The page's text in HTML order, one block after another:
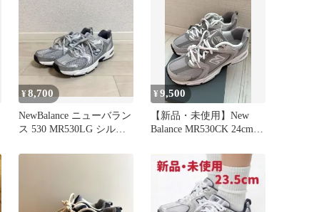
¥8,700
NewBalance ニューバラン
ス 530 MR530LG シルバ
¥9,500
【新品・未使用】New
Balance MR530CK 24cm